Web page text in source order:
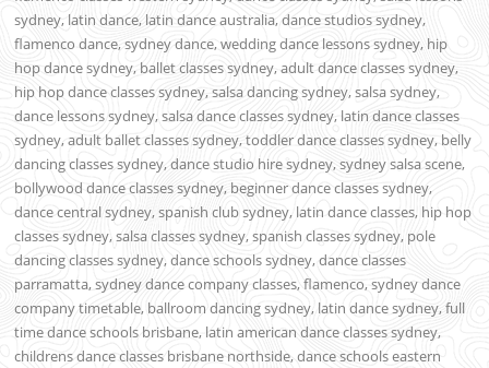
sydney, latin dance, latin dance australia, dance studios sydney,
flamenco dance, sydney dance, wedding dance lessons sydney, hip
hop dance sydney, ballet classes sydney, adult dance classes sydney,
hip hop dance classes sydney, salsa dancing sydney, salsa sydney,
dance lessons sydney, salsa dance classes sydney, latin dance classes
sydney, adult ballet classes sydney, toddler dance classes sydney, belly
dancing classes sydney, dance studio hire sydney, sydney salsa scene,
bollywood dance classes sydney, beginner dance classes sydney,
dance central sydney, spanish club sydney, latin dance classes, hip hop
classes sydney, salsa classes sydney, spanish classes sydney, pole
dancing classes sydney, dance schools sydney, dance classes
parramatta, sydney dance company classes, flamenco, sydney dance
company timetable, ballroom dancing sydney, latin dance sydney, full
time dance schools brisbane, latin american dance classes sydney,
childrens dance classes brisbane northside, dance schools eastern